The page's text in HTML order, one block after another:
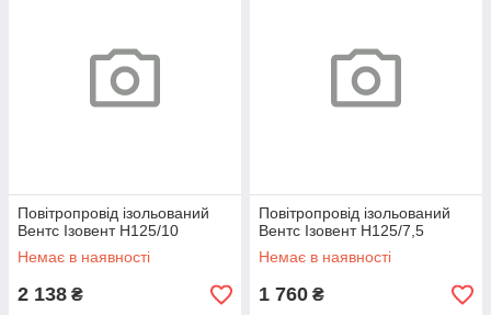
Повітропровід ізольований
Вентс Ізовент Н125/10
Немає в наявності
2 138 ₴
Повітропровід ізольований
Вентс Ізовент Н125/7,5
Немає в наявності
1 760 ₴